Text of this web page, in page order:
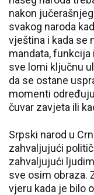
nakon
svakog naroda
vještina i kada se
mandata, funkcija
sve lomi ključnu
da se ostane
momenti
čuvar zavjeta ili
Srpski narod u
zahvaljujući
zahvaljujući
sve osim obraza.
vjeru kada je bilo